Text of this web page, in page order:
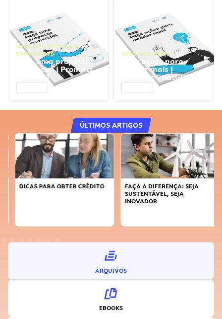
NEGÓCIOS, PROCESSOS
EMPRESARIAIS
Faça uma proposta
comercial | Prompts
ChatGPT
NEGÓCIOS, VENDAS
Faça ações para
vender mais |
Prompts ChatGPT
ÚLTIMOS ARTIGOS
DICAS PARA OBTER CRÉDITO
FAÇA A DIFERENÇA: SEJA
SUSTENTÁVEL, SEJA
INOVADOR
ARQUIVOS
EBOOKS